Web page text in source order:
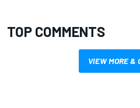
TOP COMMENTS
VIEW MORE &